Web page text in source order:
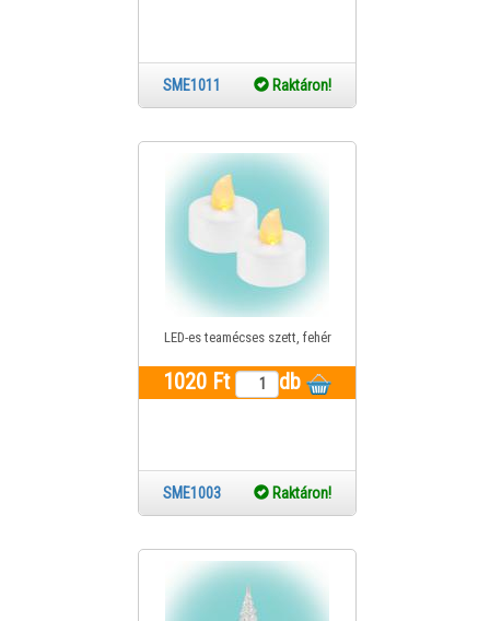
SME1011 Raktáron!
LED-es teamécses szett, fehér
1020 Ft db
SME1003 Raktáron!